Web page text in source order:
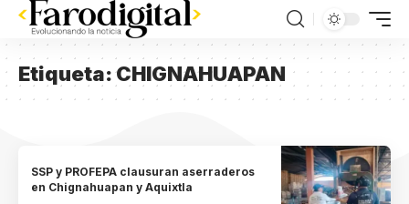
Etiqueta:CHIGNAHUAPAN
SSP y PROFEPA clausuran aserraderos
en Chignahuapan y Aquixtla